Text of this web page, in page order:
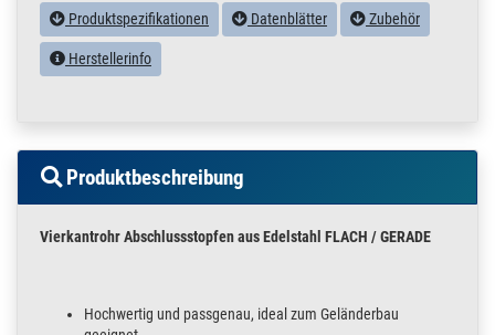
Produktspezifikationen Datenblätter Zubehör
Herstellerinfo
Produktbeschreibung
Vierkantrohr Abschlussstopfen aus Edelstahl FLACH / GERADE
Hochwertig und passgenau, ideal zum Geländerbau